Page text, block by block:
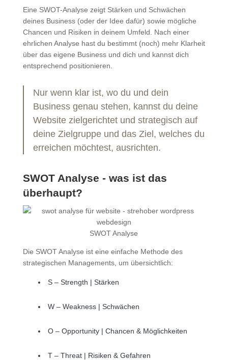
Eine SWOT-Analyse zeigt Stärken und Schwächen
deines Business (oder der Idee dafür) sowie mögliche
Chancen und Risiken in deinem Umfeld. Nach einer
ehrlichen Analyse hast du bestimmt (noch) mehr Klarheit
über das eigene Business und dich und kannst dich
entsprechend positionieren.
Nur wenn klar ist, wo du und dein
Business genau stehen, kannst du deine
Website zielgerichtet und strategisch auf
deine Zielgruppe und das Ziel, welches du
erreichen möchtest, ausrichten.
SWOT Analyse - was ist das
überhaupt?
SWOT Analyse
Die SWOT Analyse ist eine einfache Methode des
strategischen Managements, um übersichtlich:
S – Strength | Stärken
W – Weakness | Schwächen
O – Opportunity | Chancen & Möglichkeiten
T – Threat | Risiken & Gefahren